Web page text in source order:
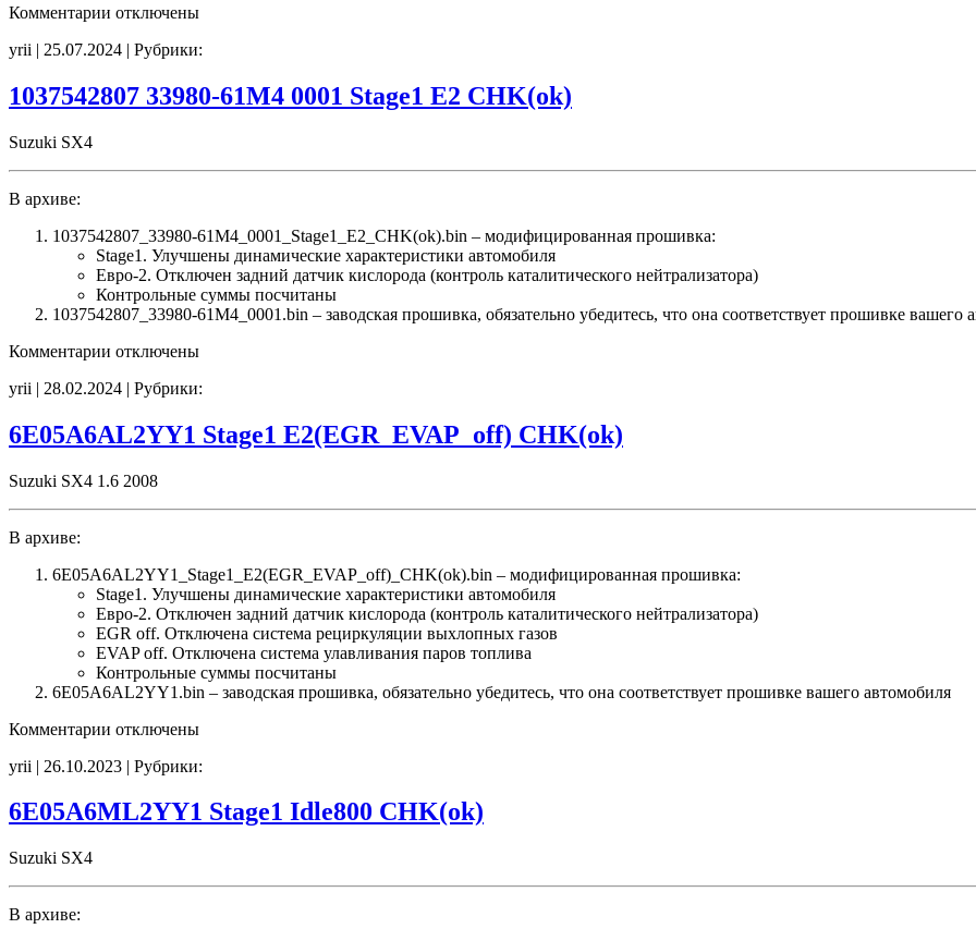
Комментарии к
1037531020
noCHK
отключены
yrii | 25.07.2024 | Рубрики:
1037542807 33980-61M4 0001 Stage1 E2 CHK(ok)
Suzuki SX4
В архиве:
1037542807_33980-61M4_0001_Stage1_E2_CHK(ok).bin – модифицированная прошивка:
Stage1. Улучшены динамические характеристики автомобиля
Евро-2. Отключен задний датчик кислорода (контроль каталитического нейтрализатора)
Контрольные суммы посчитаны
1037542807_33980-61M4_0001.bin – заводская прошивка, обязательно убедитесь, что она соответствует прошивке вашего
Комментарии к
1037542807
61M4
0001
E2
CHK(ok)
отключены
yrii | 28.02.2024 | Рубрики:
6E05A6AL2YY1 Stage1 E2(EGR_EVAP_off) CHK(ok)
Suzuki SX4 1.6 2008
В архиве:
6E05A6AL2YY1_Stage1_E2(EGR_EVAP_off)_CHK(ok).bin – модифицированная прошивка:
Stage1. Улучшены динамические характеристики автомобиля
Евро-2. Отключен задний датчик кислорода (контроль каталитического нейтрализатора)
EGR off. Отключена система рециркуляции выхлопных газов
EVAP off. Отключена система улавливания паров топлива
Контрольные суммы посчитаны
6E05A6AL2YY1.bin – заводская прошивка, обязательно убедитесь, что она соответствует прошивке вашего автомобиля
Комментарии к
6E05A6AL2YY1
E2(EGR_EVAP_off)
CHK(ok)
отключены
yrii | 26.10.2023 | Рубрики:
6E05A6ML2YY1 Stage1 Idle800 CHK(ok)
Suzuki SX4
В архиве: